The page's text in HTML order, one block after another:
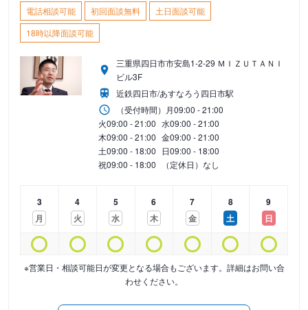
電話相談可能 初回面談無料
土日面談可能
18時以降面談可能
三重県四日市市安島1-2-29 ＭＩＺＵＴＡＮＩ
ビル3F
近鉄四日市/あすなろう四日市駅
（受付時間） 月09:00 - 21:00
火09:00 - 21:00 水09:00 - 21:00
木09:00 - 21:00 金09:00 - 21:00
土09:00 - 18:00 日09:00 - 18:00
祝09:00 - 18:00 （定休日）なし
3
月
4
火
5
水
6
木
7
金
8
土
9
日
※営業日・相談可能日が変更となる場合もございます。詳細はお問い合
わせください。